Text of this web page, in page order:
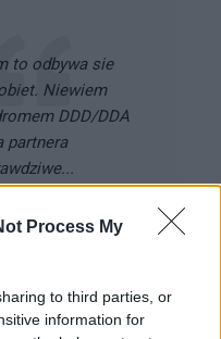
Process My
to third parties, or
information for
to odbywa sie
Niewiem
DDD/DDA
partnera
aż tak, ale
że ostatnimi czasy
pochodzą z rodzin
a ich